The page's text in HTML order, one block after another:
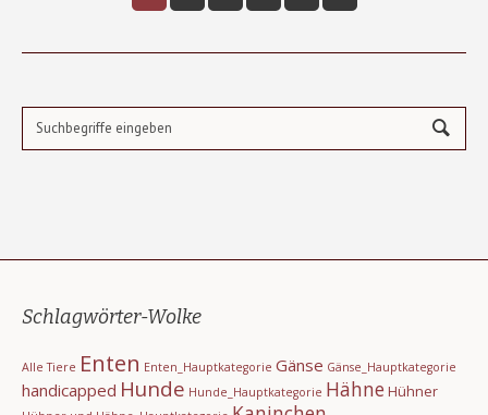
Schlagwörter-Wolke
Alle Tiere Enten Enten_Hauptkategorie Gänse Gänse_Hauptkategorie
handicapped Hunde Hunde_Hauptkategorie HähneHühner